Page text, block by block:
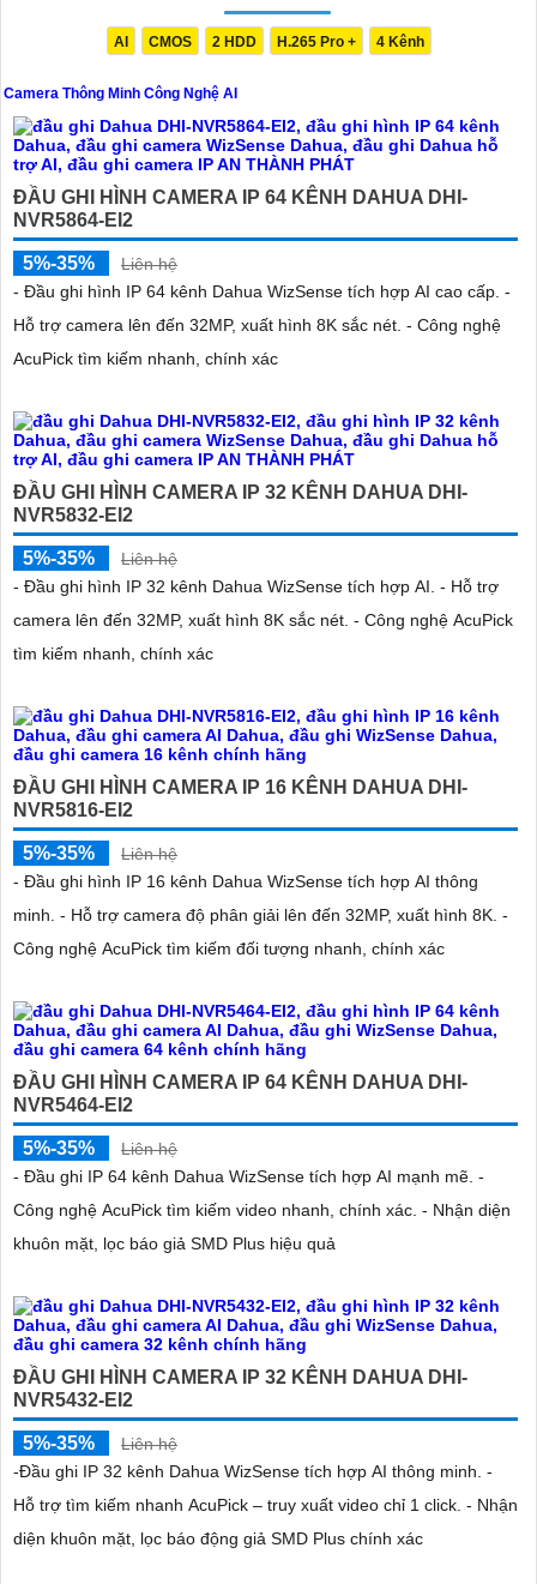
AI CMOS 2 HDD H.265 Pro + 4 Kênh
Camera Thông Minh Công Nghệ AI
ĐẦU GHI HÌNH CAMERA IP 64 KÊNH DAHUA DHI-
NVR5864-EI2
5%-35%
Liên hệ
- Đầu ghi hình IP 64 kênh Dahua WizSense tích hợp AI cao cấp. -
Hỗ trợ camera lên đến 32MP, xuất hình 8K sắc nét. - Công nghệ
AcuPick tìm kiếm nhanh, chính xác
ĐẦU GHI HÌNH CAMERA IP 32 KÊNH DAHUA DHI-
NVR5832-EI2
5%-35%
Liên hệ
- Đầu ghi hình IP 32 kênh Dahua WizSense tích hợp AI. - Hỗ trợ
camera lên đến 32MP, xuất hình 8K sắc nét. - Công nghệ AcuPick
tìm kiếm nhanh, chính xác
ĐẦU GHI HÌNH CAMERA IP 16 KÊNH DAHUA DHI-
NVR5816-EI2
5%-35%
Liên hệ
- Đầu ghi hình IP 16 kênh Dahua WizSense tích hợp AI thông
minh. - Hỗ trợ camera độ phân giải lên đến 32MP, xuất hình 8K. -
Công nghệ AcuPick tìm kiếm đối tượng nhanh, chính xác
ĐẦU GHI HÌNH CAMERA IP 64 KÊNH DAHUA DHI-
NVR5464-EI2
5%-35%
Liên hệ
- Đầu ghi IP 64 kênh Dahua WizSense tích hợp AI mạnh mẽ. -
Công nghệ AcuPick tìm kiếm video nhanh, chính xác. - Nhận diện
khuôn mặt, lọc báo giả SMD Plus hiệu quả
ĐẦU GHI HÌNH CAMERA IP 32 KÊNH DAHUA DHI-
NVR5432-EI2
5%-35%
Liên hệ
-Đầu ghi IP 32 kênh Dahua WizSense tích hợp AI thông minh. -
Hỗ trợ tìm kiếm nhanh AcuPick – truy xuất video chỉ 1 click. - Nhận
diện khuôn mặt, lọc báo động giả SMD Plus chính xác